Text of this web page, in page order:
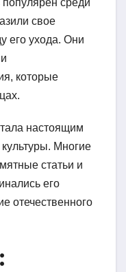
свое
его ухода. Они
которые
настоящим
Многие
статьи и
его
отечественного